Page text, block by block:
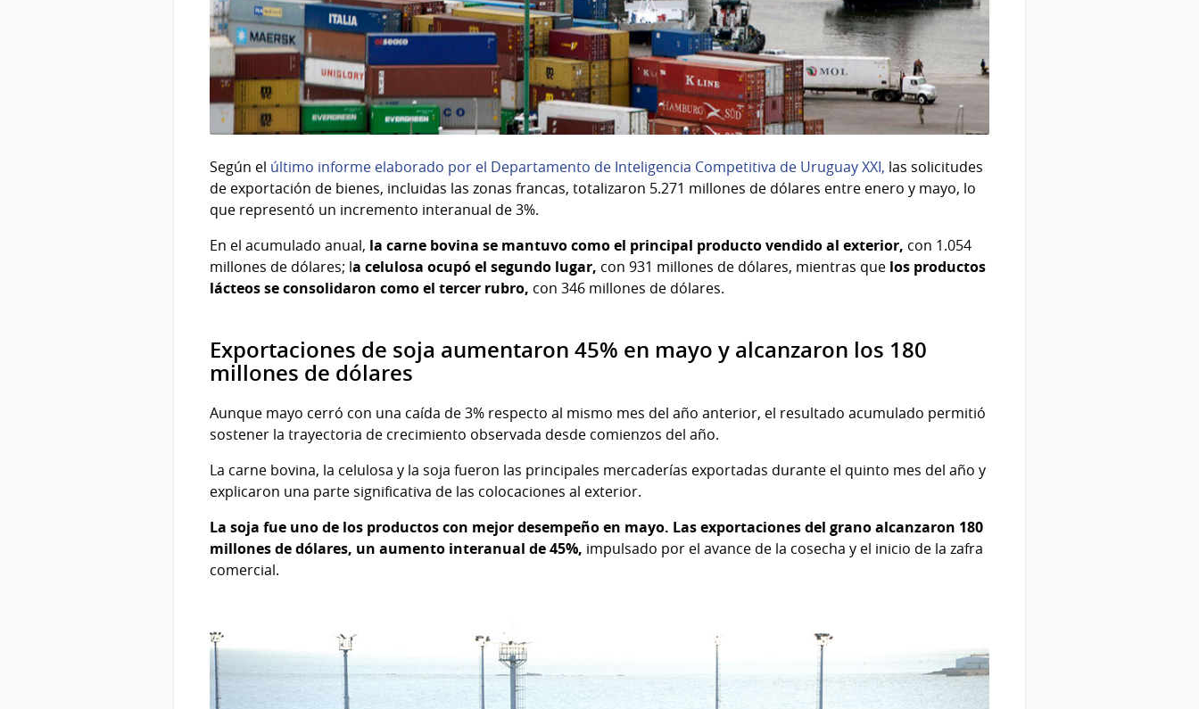
Según el último informe elaborado por el Departamento de Inteligencia Competitiva de Uruguay XXI, las solicitudes
de exportación de bienes, incluidas las zonas francas, totalizaron 5.271 millones de dólares entre enero y mayo, lo
que representó un incremento interanual de 3%.
En el acumulado anual, la carne bovina se mantuvo como el principal producto vendido al exterior, con 1.054
millones de dólares; la celulosa ocupó el segundo lugar, con 931 millones de dólares, mientras que los productos
lácteos se consolidaron como el tercer rubro, con 346 millones de dólares.
Exportaciones de soja aumentaron 45% en mayo y alcanzaron los 180
millones de dólares
Aunque mayo cerró con una caída de 3% respecto al mismo mes del año anterior, el resultado acumulado permitió
sostener la trayectoria de crecimiento observada desde comienzos del año.
La carne bovina, la celulosa y la soja fueron las principales mercaderías exportadas durante el quinto mes del año y
explicaron una parte significativa de las colocaciones al exterior.
La soja fue uno de los productos con mejor desempeño en mayo. Las exportaciones del grano alcanzaron 180
millones de dólares, un aumento interanual de 45%, impulsado por el avance de la cosecha y el inicio de la zafra
comercial.